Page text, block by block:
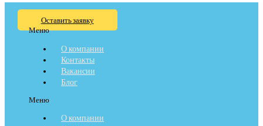
Оставить заявку
Меню
О компании
Контакты
Вакансии
Блог
Меню
О компании